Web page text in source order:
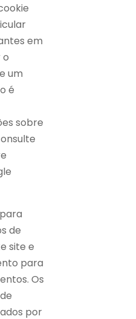
em
o
um
é
sobre
de
site e
para
Os
​​por